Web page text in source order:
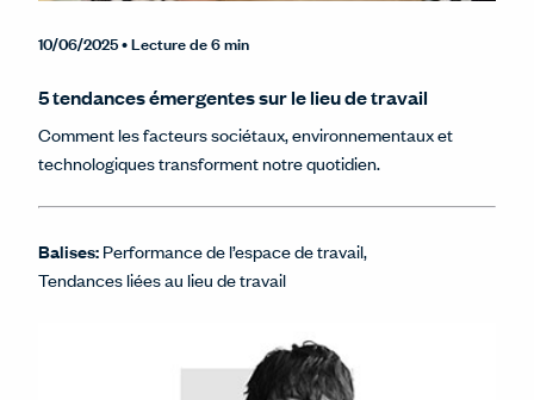
10/06/2025• Lecture de 6 min
5 tendances émergentes sur le lieu de travail
Comment les facteurs sociétaux, environnementaux et
technologiques transforment notre quotidien.
Balises:Performance de l’espace de travail
Tendances liées au lieu de travail